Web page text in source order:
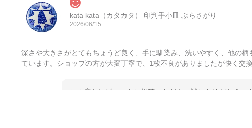
kata kata（カタカタ） 印判手小皿 ぶらさがり
2026/06/15
深さや大きさがとてもちょうど良く、手に馴染み、洗いやすく、他の
ています。ショップの方が大変丁寧で、1枚不良がありましたが快く交
この度もレビューをご投稿いただき、誠にありがとう